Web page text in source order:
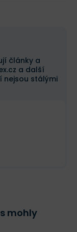
články a
a další
nejsou stálými
mohly